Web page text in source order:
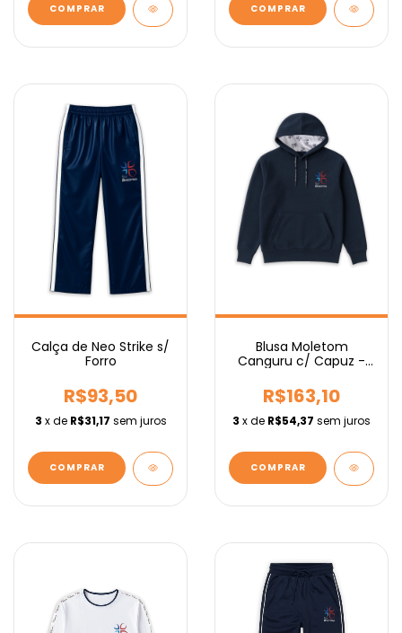
COMPRAR COMPRAR
Calça de Neo Strike s/
Forro
R$93,50
3 x de R$31,17 sem juros
COMPRAR
Blusa Moletom
Canguru c/ Capuz -
R$163,10
3 x de R$54,37 sem juros
COMPRAR